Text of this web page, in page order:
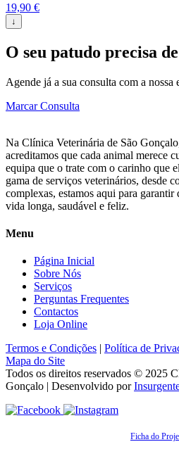
19,90 €
↓
O seu patudo precisa
Agende já a sua consulta com a nossa
Marcar Consulta
Na Clínica Veterinária de São
acreditamos que cada animal merece
equipa que o trate com o carinho que
gama de serviços veterinários, desde
complexas, estamos aqui para garantir
vida longa, saudável e feliz.
Menu
Página Inicial
Sobre Nós
Serviços
Perguntas Frequentes
Contactos
Loja Online
Termos e Condições | Política de
Mapa do Site
Todos os direitos reservados © 2025
Gonçalo | Desenvolvido por
Ficha do